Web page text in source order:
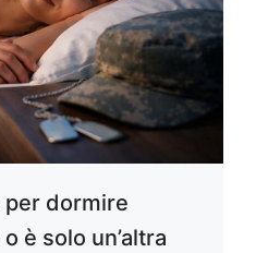
dormire
è solo un’altra